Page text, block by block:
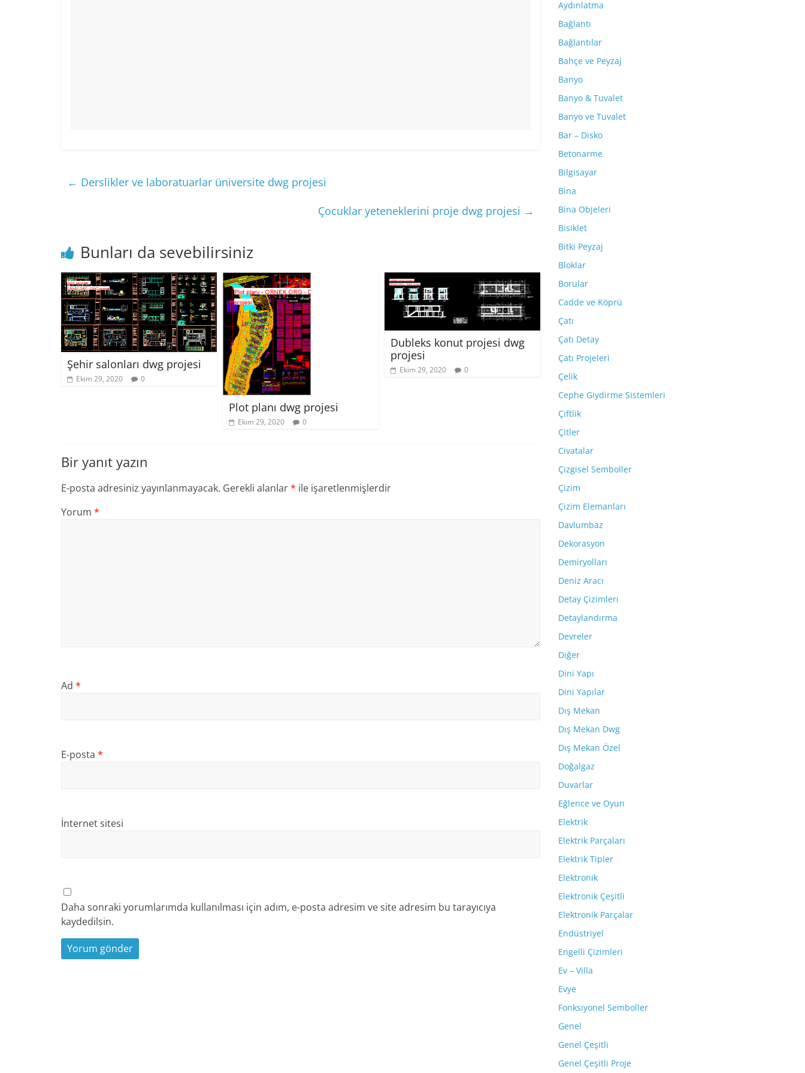
← Derslikler ve laboratuarlar üniversite dwg projesi
Çocuklar yeteneklerini proje dwg projesi →
Bunları da sevebilirsiniz
Şehir salonları dwg projesi
Ekim 29, 2020 0
Plot planı dwg projesi
Ekim 29, 2020 0
Dubleks konut projesi dwg
projesi
Ekim 29, 2020 0
Bir yanıt yazın
E-posta adresiniz yayınlanmayacak. Gerekli alanlar* ile işaretlenmişlerdir
Yorum *
Ad *
E-posta *
İnternet sitesi
Daha sonraki yorumlarımda kullanılması için adım, e-posta adresim ve site adresim bu tarayıcıya
kaydedilsin.
Aydınlatma
Bağlantı
Bağlantılar
Bahçe ve Peyzaj
Banyo
Banyo & Tuvalet
Banyo ve Tuvalet
Bar – Disko
Betonarme
Bilgisayar
Bina
Bina Objeleri
Bisiklet
Bitki Peyzaj
Bloklar
Borular
Cadde ve Köprü
Çatı
Çatı Detay
Çatı Projeleri
Çelik
Cephe Giydirme Sistemleri
Çiftlik
Çitler
Civatalar
Çizgisel Semboller
Çizim
Çizim Elemanları
Davlumbaz
Dekorasyon
Demiryolları
Deniz Aracı
Detay Çizimleri
Detaylandırma
Devreler
Diğer
Dini Yapı
Dini Yapılar
Dış Mekan
Dış Mekan Dwg
Dış Mekan Özel
Doğalgaz
Duvarlar
Eğlence ve Oyun
Elektrik
Elektrik Parçaları
Elektrik Tipler
Elektronik
Elektronik Çeşitli
Elektronik Parçalar
Endüstriyel
Engelli Çizimleri
Ev – Villa
Evye
Fonksiyonel Semboller
Genel
Genel Çeşitli
Genel Çeşitli Proje